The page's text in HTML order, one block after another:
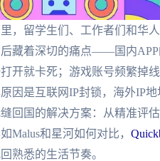
，留学生们、工作者们和华
藏着深切的痛点——国内
开就卡死；游戏账号频繁掉
因是互联网IP封锁，海外IP
回国的解决方案：从精准评
Malus和星河如何对比，
熟悉的生活节奏。